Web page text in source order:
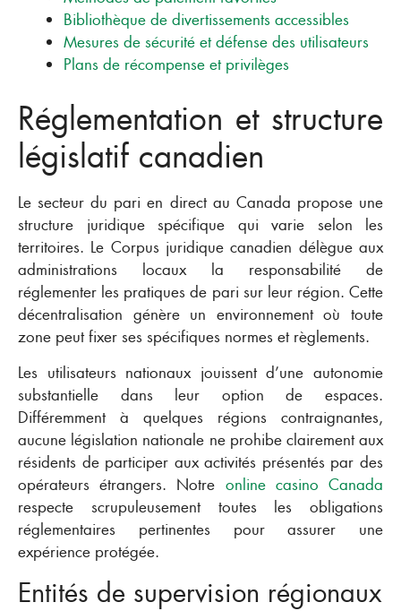
Bibliothèque de divertissements accessibles
Mesures de sécurité et défense des utilisateurs
Plans de récompense et privilèges
Réglementation et structure
législatif canadien
Le secteur du pari en direct au Canada propose une
structure juridique spécifique qui varie selon les
territoires. Le Corpus juridique canadien délègue aux
administrations locaux la responsabilité de
réglementer les pratiques de pari sur leur région. Cette
décentralisation génère un environnement où toute
zone peut fixer ses spécifiques normes et règlements.
Les utilisateurs nationaux jouissent d’une autonomie
substantielle dans leur option de espaces.
Différemment à quelques régions contraignantes,
aucune législation nationale ne prohibe clairement aux
résidents de participer aux activités présentés par des
opérateurs étrangers. Notre online casino Canada
respecte scrupuleusement toutes les obligations
réglementaires pertinentes pour assurer une
expérience protégée.
Entités de supervision régionaux